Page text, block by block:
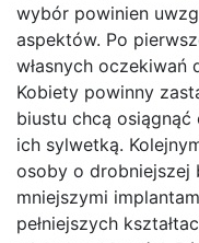
wybór powinien
aspektów. Po
własnych
Kobiety powinny
biustu chcą osiągnąć
ich sylwetką.
osoby o drobniejszej
mniejszymi
pełniejszych